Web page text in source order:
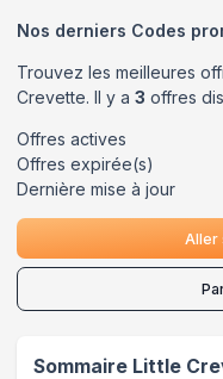
Nos derniers Codes
Trouvez les meilleures
Crevette. Il y a 3 offres
Offres actives
Offres expirée(s)
Dernière mise à jour
Aller
Sommaire Little